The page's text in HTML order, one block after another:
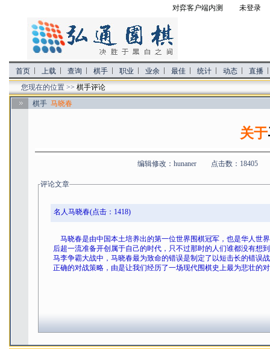
对弈客户端内测 未登录
首页 上载 查询 棋手 职业 业余 最佳 统计 动态
直播
您现在的位置 >> 棋手评论
棋手 马晓春
关于
编辑修改：hunaner 点击数：18405
评论文章
名人马晓春(点击：1418)
马晓春是由中国本土培养出的第一位世界围棋冠军，也是华人世
后超一流准备开创属于自己的时代，只不过那时的人们谁都没有想
马李争霸大战中，马晓春最为致命的错误是制定了以短击长的错误
正确的对战策略，由是让我们经历了一场现代围棋史上最为悲壮的